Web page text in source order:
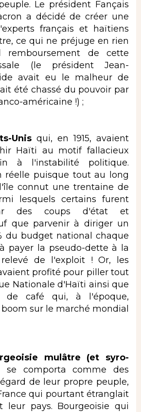
Le président Fançais
a décidé de créer une
français et haïtiens
ce qui ne préjuge en rien
remboursement de cette
(le président Jean-
avait eu le malheur de
été chassé du pouvoir par
américaine !) ;
Unisqui, en 1915, avaient
Haïti au motif fallacieux
à l'instabilité politique.
réelle puisque tout au long
connut une trentaine de
lesquels certains furent
des coups d'état et
que parvenir à diriger un
du budget national chaque
payer la pseudo-dette à la
de l'exploit ! Or, les
profité pour piller tout
Nationale d'Haïti ainsi que
de café qui, à l'époque,
sur le marché mondial
mulâtre (et syro-
se comporta comme des
de leur propre peuple,
qui pourtant étranglait
leur pays. Bourgeoisie qui